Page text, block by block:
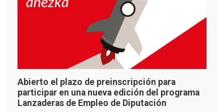
Abierto el plazo de preinscripción para
participar en una nueva edición del programa
Lanzaderas de Empleo de Diputación